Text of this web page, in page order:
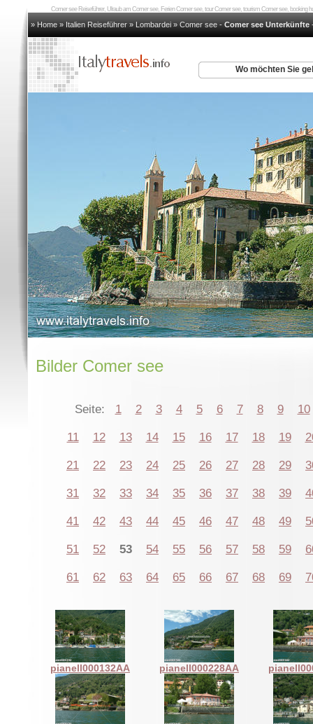
Comer see Reiseführer, Ulraub am Comer see, Ferien Comer see, tour Comer see, tourism Comer see,
» Home » Italien Reiseführer » Lombardei » Comer see - Comer see Unterkünfte
Wo möchten Sie
Bilder Comer see
Seite: 1 2 3 4 5 6 7 8 9 10
11 12 13 14 15 16 17 18 19
21 22 23 24 25 26 27 28 29
31 32 33 34 35 36 37 38 39
41 42 43 44 45 46 47 48 49
51 52 53 54 55 56 57 58 59
61 62 63 64 65 66 67 68 69
pianell000132AA pianell000228AA